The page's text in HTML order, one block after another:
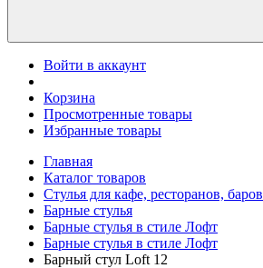
Войти в аккаунт
Корзина
Просмотренные товары
Избранные товары
Главная
Каталог товаров
Стулья для кафе, ресторанов, баров
Барные стулья
Барные стулья в стиле Лофт
Барные стулья в стиле Лофт
Барный стул Loft 12